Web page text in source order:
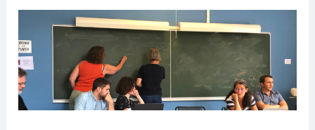
du
à
la
mission
“bac”